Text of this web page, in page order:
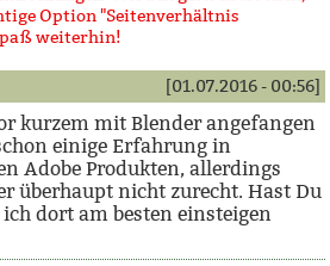
Option "Seitenverhältnis
weiterhin!
[01.07.2016 - 00:56]
kurzem mit Blender angefangen
einige Erfahrung in
Adobe Produkten, allerdings
überhaupt nicht zurecht. Hast Du
dort am besten einsteigen